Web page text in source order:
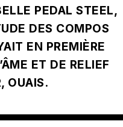
PEDAL STEEL,
DES COMPOS
EN PREMIÈRE
ET DE RELIEF
OUAIS.